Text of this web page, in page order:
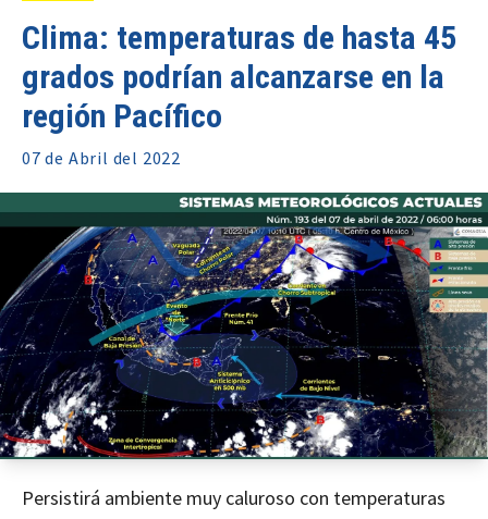
Clima: temperaturas de hasta 45
grados podrían alcanzarse en la
región Pacífico
07 de Abril del 2022
Persistirá ambiente muy caluroso con temperaturas